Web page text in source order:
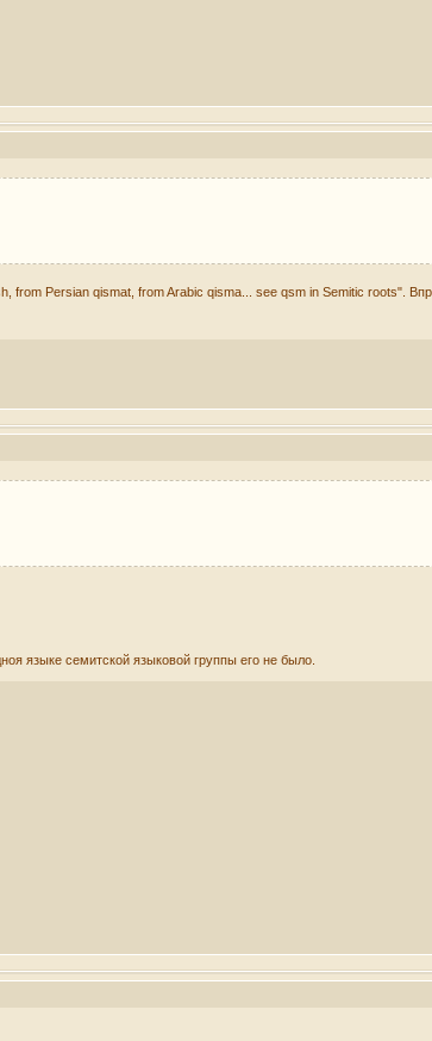
Persian qismat, from Arabic qisma... see qsm in Semitic roots".
языке семитской языковой группы его не было.